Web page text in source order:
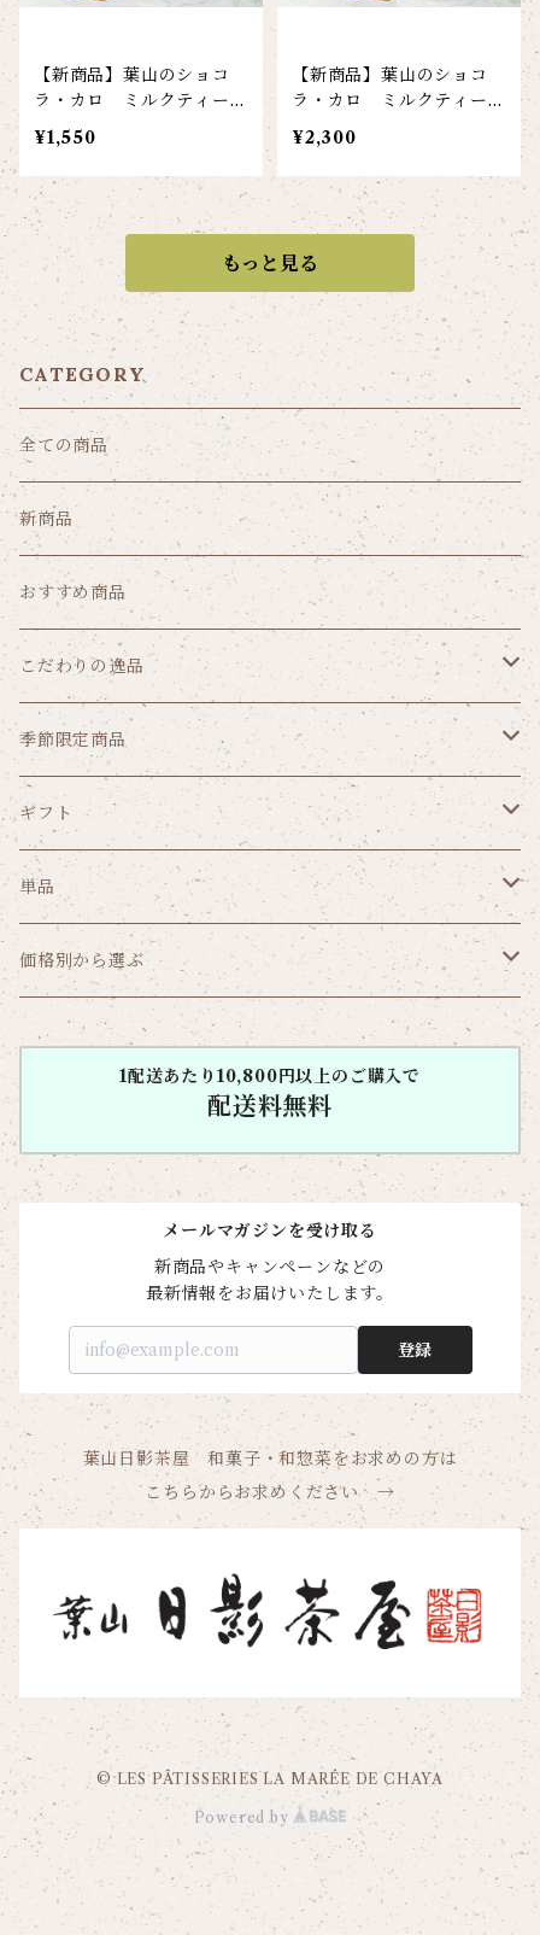
【新商品】葉山のショコ
ラ・カロ ミルクティー
4個入
¥1,550
【新商品】葉山のショコ
ラ・カロ ミルクティー
6個入
¥2,300
もっと見る
CATEGORY
全ての商品
新商品
おすすめ商品
こだわりの逸品
クッキー
パウンドケーキ
リーフパイ
季節限定商品
ゼリー
ショコラ
ギフト
価格から選ぶ
1,000円（税込み）未満
1,000円～1,999円（税込）
2,000円～2,999円（税込）
3,000円～3,999円（税込）
4,000円～4,999円（税込）
5,000円～5,999円（税込）
焼菓子から選ぶ
ガトーセック
クッキー
葉山のショコラ・カロ
パウンドケーキ
リーフパイ
単品
ガトー
葉山のショコラ・カロ
ゼリー
価格別から選ぶ
1,000円（税込み）未満
1,000円～1,999円（税込）
2,000円～2,999円（税込）
3,000円～3,999円（税込）
4,000円～4,999円（税込）
5,000円～5,999円（税込）
1配送あたり10,800円以上のご購入で
配送料無料
メールマガジンを受け取る
新商品やキャンペーンなどの
最新情報をお届けいたします。
登録
葉山日影茶屋 和菓子・和惣菜をお求めの方は
こちらからお求めください →
© LES PÂTISSERIES LA MARÉE DE CHAYA
Powered by